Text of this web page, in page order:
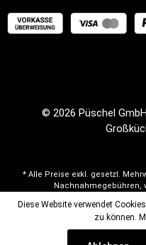
© 2026 Püschel
* Alle Preise exkl. gesetzl.
Nachnahmegebühren,
Diese Website verwendet
zu können.